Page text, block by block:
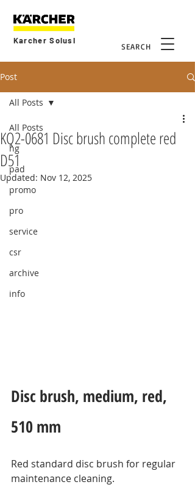
SEARCH
Karcher Solusi
Post
All Posts
hg
pad
promo
pro
service
csr
archive
info
All Posts
KQ2-0681 Disc brush complete red
D51
Updated: Nov 12, 2025
Disc brush, medium, red,
510 mm
Red standard disc brush for regular
maintenance cleaning.